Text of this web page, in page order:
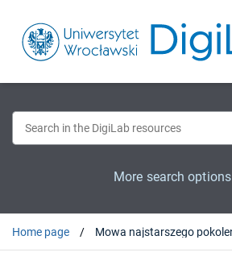
More search options
Home page